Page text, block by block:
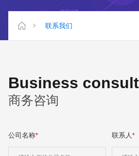
联系我们
Business
商务咨询
公司名称* 联系人*